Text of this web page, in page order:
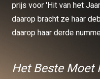
prijs voor 'Hit van het
daarop bracht ze haar
daarop haar derde
Het Beste Moet